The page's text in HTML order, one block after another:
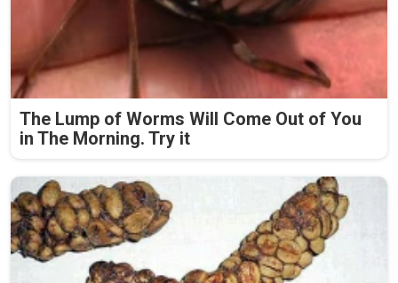
The Lump of Worms Will Come Out of You
in The Morning. Try it